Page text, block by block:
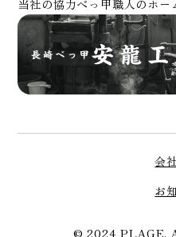
当社の協力べっ甲職人のホー
© 2024 PLAGE.
会
お